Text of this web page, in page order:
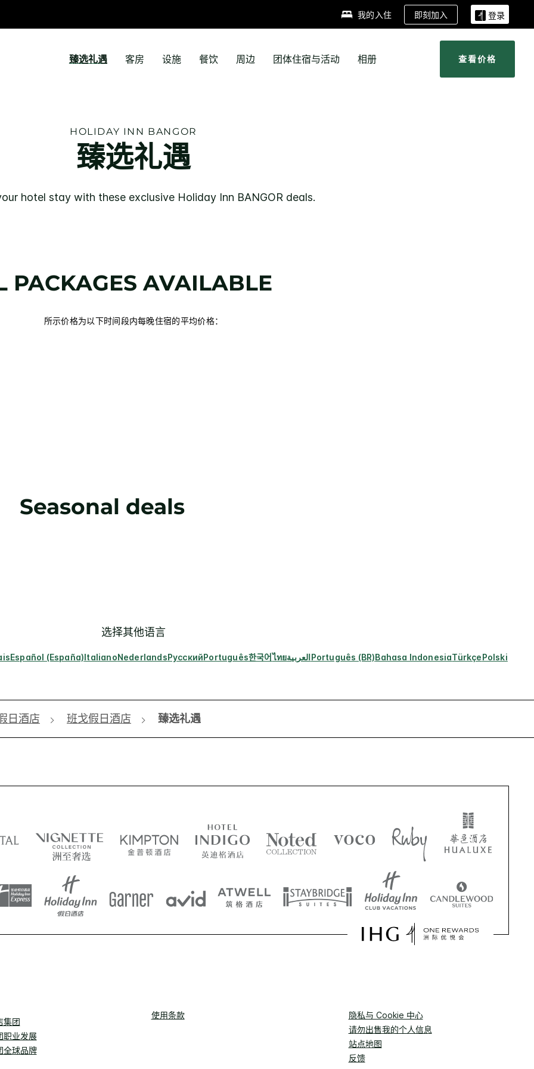
我的入住 即刻加入 登录
臻选礼遇 客房 设施 餐饮 周边 团体住宿与活动 相册 查看价格
HOLIDAY INN BANGOR
臻选礼遇
hotel stay with these exclusive Holiday Inn BANGOR deals.
PACKAGES AVAILABLE
所示价格为以下时间段内每晚住宿的平均价格：
Seasonal deals
选择其他语言
Español (España)ItalianoNederlandsРусскийPortuguês한국어ไทยالعربيةPortuguês (BR)Bahasa IndonesiaTürkçePolski
日酒店 班戈假日酒店 臻选礼遇
集团
职业发展
全球品牌
使用条款
隐私与 Cookie 中心
请勿出售我的个人信息
站点地图
反馈